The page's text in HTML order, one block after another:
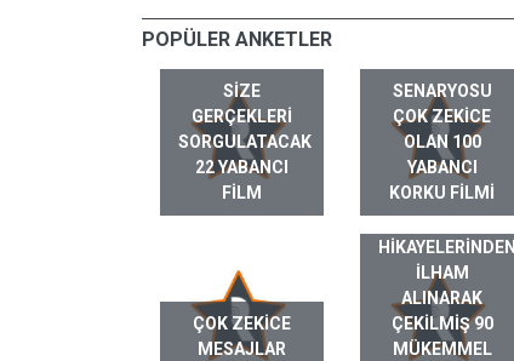
POPÜLER ANKETLER
SIZE
GERÇEKLERI
SORGULATACAK
22 YABANCI
FILM
SENARYOSU
ÇOK ZEKICE
OLAN 100
YABANCI
KORKU FILMI
ÇOK ZEKICE
MESAJLAR
GERÇEK HAYAT
HIKAYELERINDEN
ILHAM
ALINARAK
ÇEKILMIŞ 90
MÜKEMMEL